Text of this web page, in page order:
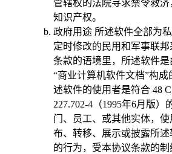
管辖权的法院寻求禁令救
知识产权。
政府用途 所述软件全部为
定时修改的民用和军事联
条款的语境里，所述软件是
“商业计算机软件文档”构
述软件的使用者是符合 48
227.702-4（1995年6月版
门、员工、或其他实体，
布、转移、展示或披露所
的行为，受本协议条款的制